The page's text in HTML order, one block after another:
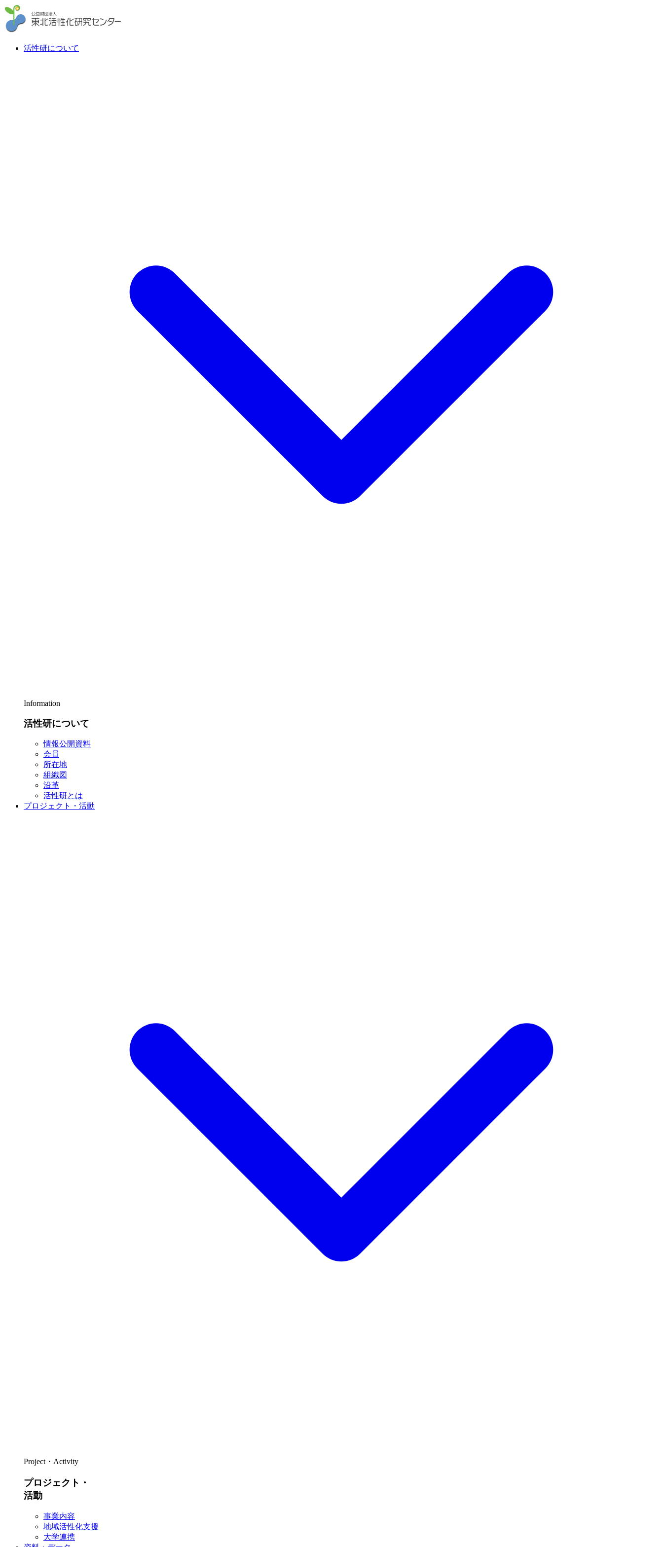
活性研について
Information
活性研について
情報公開資料
会員
所在地
組織図
沿革
活性研とは
プロジェクト・活動
Project・Activity
プロジェクト・
活動
事業内容
地域活性化支援
大学連携